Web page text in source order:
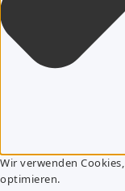
Wir verwenden
optimieren.